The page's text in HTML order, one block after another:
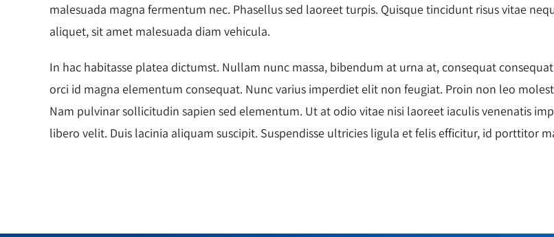
malesuada magna fermentum nec. Phasellus sed laoreet turpis. Quisque tincidunt risus vitae
aliquet, sit amet malesuada diam vehicula.
In hac habitasse platea dictumst. Nullam nunc massa, bibendum at urna at, consequat
orci id magna elementum consequat. Nunc varius imperdiet elit non feugiat. Proin non leo
Nam pulvinar sollicitudin sapien sed elementum. Ut at odio vitae nisi laoreet iaculis venenatis
libero velit. Duis lacinia aliquam suscipit. Suspendisse ultricies ligula et felis efficitur, id porttitor